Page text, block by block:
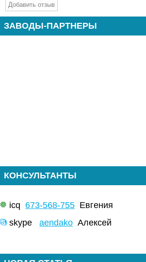
ЗАВОДЫ-ПАРТНЕРЫ
КОНСУЛЬТАНТЫ
icq 673-568-755 Евгения
skype aendako Алексей